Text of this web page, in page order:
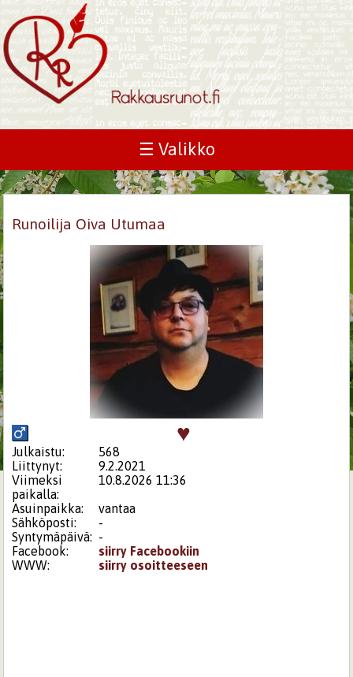
☰ Valikko
Runoilija Oiva Utumaa
♥
Julkaistu:
568
Liittynyt:
9.2.2021
Viimeksi
paikalla:
10.8.2026 11:36
Asuinpaikka:
vantaa
Sähköposti:
-
Syntymäpäivä: -
Facebook:
siirry Facebookiin
WWW:
siirry osoitteeseen